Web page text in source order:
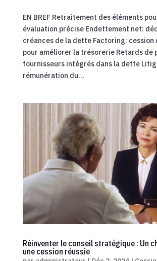
EN BREF Retraitement des éléments
évaluation précise Endettement net:
créances de la dette Factoring: cession
pour améliorer la trésorerie Retards de
fournisseurs intégrés dans la dette
rémunération du...
Réinventer le conseil stratégique : Un
une cession réussie